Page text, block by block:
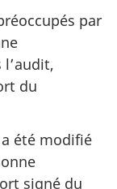
par
du
été modifié
signé du